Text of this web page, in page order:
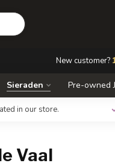
New customer?
Sieraden Pre-owned
in our store.
Vaal